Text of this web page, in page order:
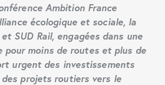
Ambition France
écologique et sociale, la
SUD Rail, engagées dans une
pour moins de routes et plus de
urgent des investissements
projets routiers vers le